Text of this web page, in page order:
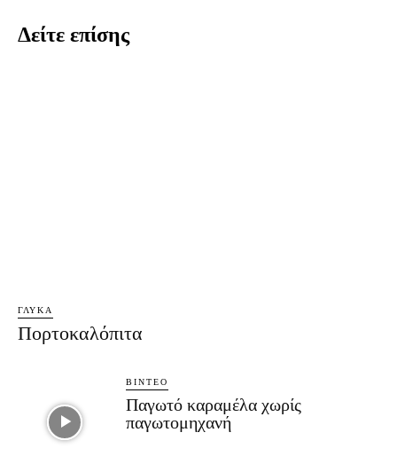
Δείτε επίσης
ΓΛΥΚΆ
Πορτοκαλόπιτα
ΒΊΝΤΕΟ
Παγωτό καραμέλα χωρίς
παγωτομηχανή